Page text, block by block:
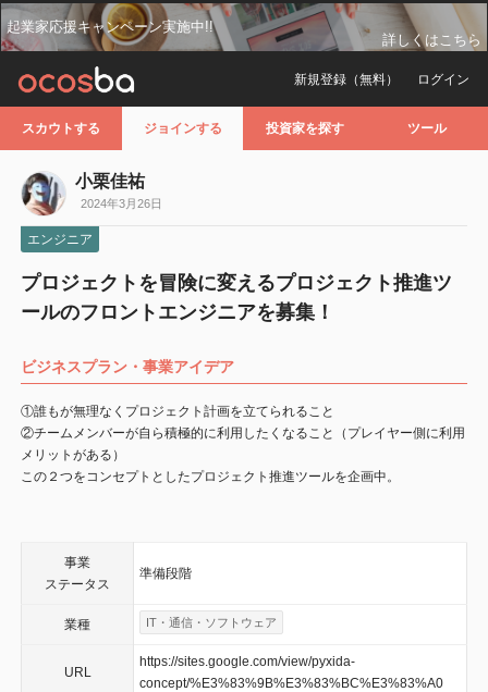
起業家応援キャンペーン実施中!!
詳しくはこちら
ログイン
新規登録（無料）
スカウトする ジョインする 投資家を探す ツール
小栗佳祐
2024年3月26日
エンジニア
プロジェクトを冒険に変えるプロジェクト推進ツ
ールのフロントエンジニアを募集！
ビジネスプラン・事業アイデア
①誰もが無理なくプロジェクト計画を立てられること
②チームメンバーが自ら積極的に利用したくなること（プレイヤー側に利用
メリットがある）
この２つをコンセプトとしたプロジェクト推進ツールを企画中。
事業
ステータス
準備段階
業種 IT・通信・ソフトウェア
URL
https://sites.google.com/view/pyxida-
concept/%E3%83%9B%E3%83%BC%E3%83%A0